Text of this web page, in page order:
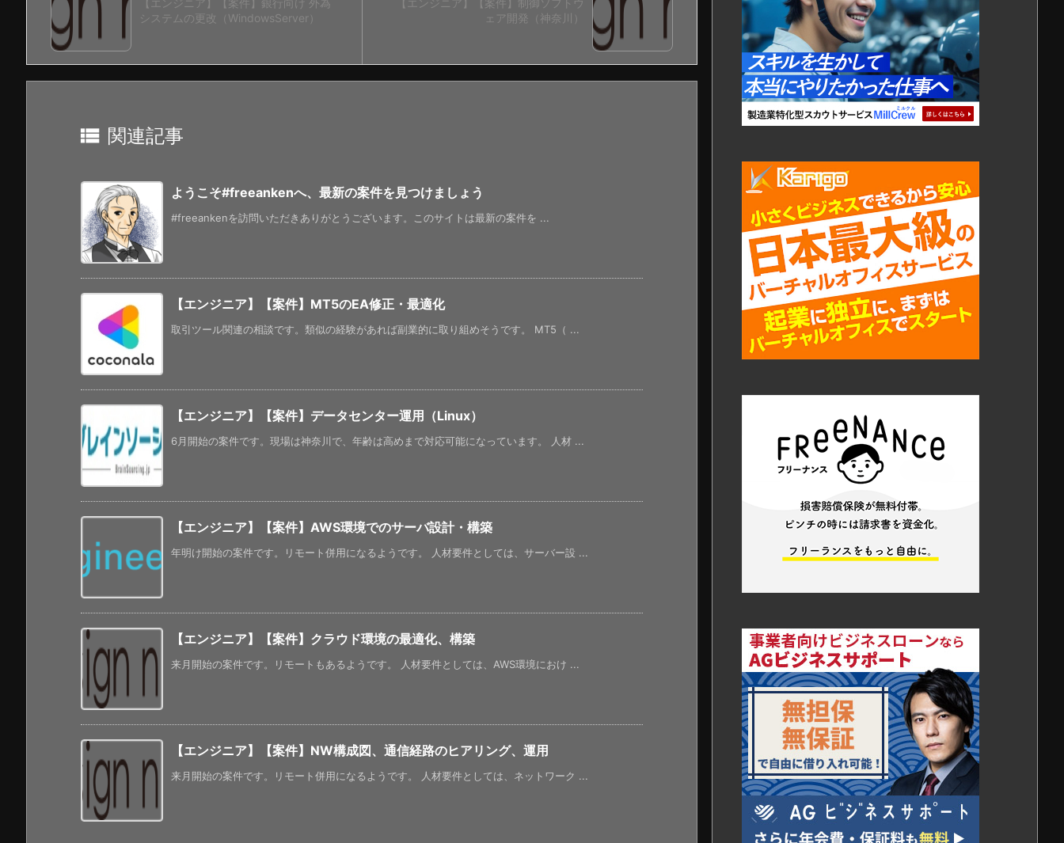
【エンジニア】【案件】制御ソフトウ
ェア開発（神奈川）
【エンジニア】【案件】銀行向け 外為
システムの更改（WindowsServer）
 関連記事
ようこそ#freeankenへ、最新の案件を見つけましょう
#freeankenを訪問いただきありがとうございます。このサイトは最新の案件を ...
【エンジニア】【案件】MT5のEA修正・最適化
取引ツール関連の相談です。類似の経験があれば副業的に取り組めそうです。 MT5（ ...
【エンジニア】【案件】データセンター運用（Linux）
6月開始の案件です。現場は神奈川で、年齢は高めまで対応可能になっています。 人材 ...
【エンジニア】【案件】AWS環境でのサーバ設計・構築
年明け開始の案件です。リモート併用になるようです。 人材要件としては、サーバー設 ...
【エンジニア】【案件】クラウド環境の最適化、構築
来月開始の案件です。リモートもあるようです。 人材要件としては、AWS環境におけ ...
【エンジニア】【案件】NW構成図、通信経路のヒアリング、運用
来月開始の案件です。リモート併用になるようです。 人材要件としては、ネットワーク ...